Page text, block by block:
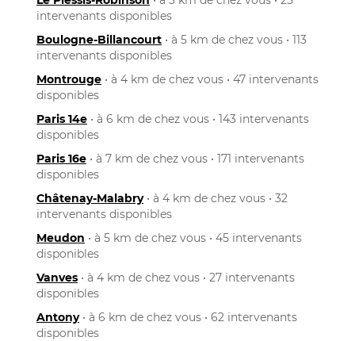
intervenants disponibles
Boulogne-Billancourt • à 5 km de chez vous • 113
intervenants disponibles
Montrouge • à 4 km de chez vous • 47 intervenants
disponibles
Paris 14e • à 6 km de chez vous • 143 intervenants
disponibles
Paris 16e • à 7 km de chez vous • 171 intervenants
disponibles
Châtenay-Malabry• à 4 km de chez vous • 32
intervenants disponibles
Meudon • à 5 km de chez vous • 45 intervenants
disponibles
Vanves • à 4 km de chez vous • 27 intervenants
disponibles
Antony• à 6 km de chez vous • 62 intervenants
disponibles